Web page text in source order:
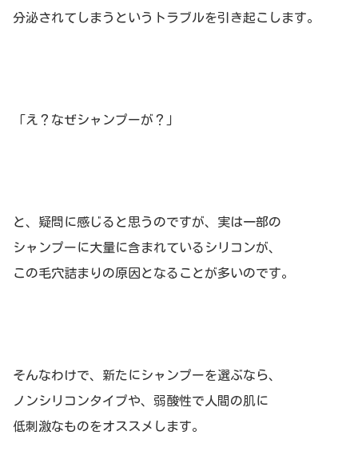
分泌されてしまうというトラブルを引き起こします。
「え？なぜシャンプーが？」
と、疑問に感じると思うのですが、実は一部の
シャンプーに大量に含まれているシリコンが、
この毛穴詰まりの原因となることが多いのです。
そんなわけで、新たにシャンプーを選ぶなら、
ノンシリコンタイプや、弱酸性で人間の肌に
低刺激なものをオススメします。